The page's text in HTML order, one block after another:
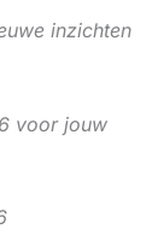
inzichten
voor jouw